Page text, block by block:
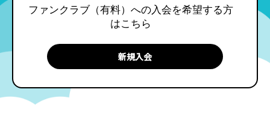
ファンクラブ（有料）への入会を希望する方
はこちら